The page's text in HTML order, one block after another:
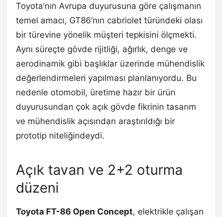
Toyota’nın Avrupa duyurusuna göre çalışmanın
temel amacı, GT86’nın cabriolet türündeki olası
bir türevine yönelik müşteri tepkisini ölçmekti.
Aynı süreçte gövde rijitliği, ağırlık, denge ve
aerodinamik gibi başlıklar üzerinde mühendislik
değerlendirmeleri yapılması planlanıyordu. Bu
nedenle otomobil, üretime hazır bir ürün
duyurusundan çok açık gövde fikrinin tasarım
ve mühendislik açısından araştırıldığı bir
prototip niteliğindeydi.
Açık tavan ve 2+2 oturma
düzeni
Toyota FT-86 Open Concept, elektrikle çalışan